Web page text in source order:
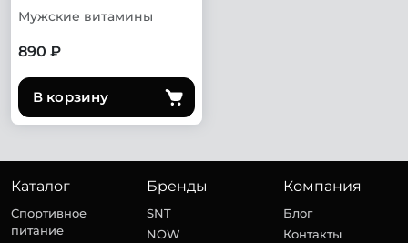
Мужские витамины
890 ₽
В корзину
Каталог
Спортивное
питание
Бренды
SNT
NOW
Компания
Блог
Контакты